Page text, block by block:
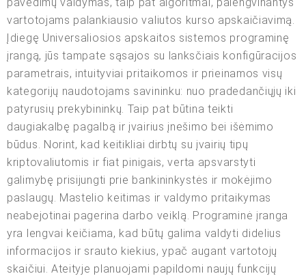
vartotojams palankiausio valiutos kurso apskaičiavimą.
Įdiegę Universaliosios apskaitos sistemos programinę
įrangą, jūs tampate sąsajos su lanksčiais konfigūracijos
parametrais, intuityviai pritaikomos ir prieinamos visų
kategorijų naudotojams savininku: nuo pradedančiųjų iki
patyrusių prekybininkų. Taip pat būtina teikti
daugiakalbę pagalbą ir įvairius įnešimo bei išėmimo
būdus. Norint, kad keitikliai dirbtų su įvairių tipų
kriptovaliutomis ir fiat pinigais, verta apsvarstyti
galimybę prisijungti prie bankininkystės ir mokėjimo
paslaugų. Mastelio keitimas ir valdymo pritaikymas
neabejotinai pagerina darbo veiklą. Programinė įranga
yra lengvai keičiama, kad būtų galima valdyti didelius
informacijos ir srauto kiekius, ypač augant vartotojų
skaičiui. Ateityje planuojami papildomi naujų funkcijų